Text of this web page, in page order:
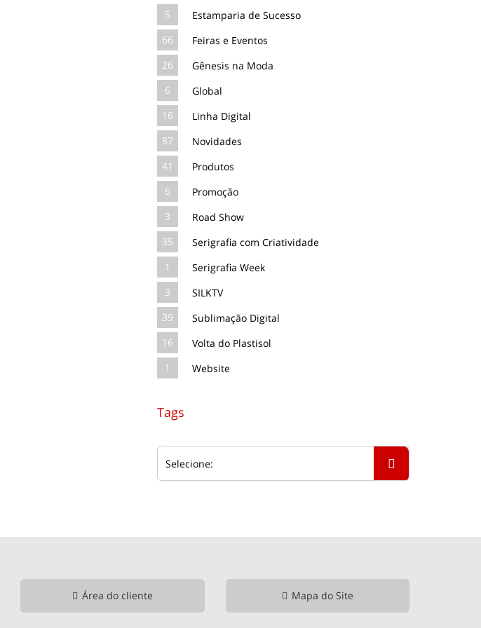
5
Estamparia de Sucesso
66
Feiras e Eventos
26
Gênesis na Moda
6
Global
16
Linha Digital
87
Novidades
41
Produtos
6
Promoção
3
Road Show
35
Serigrafia com Criatividade
1
Serigrafia Week
3
SILKTV
39
Sublimação Digital
16
Volta do Plastisol
1
Website
Tags
Área do cliente Mapa do Site